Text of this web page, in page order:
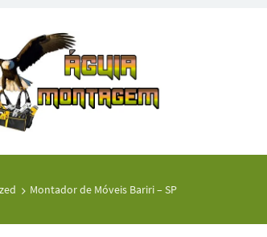
Montador de Móveis Bariri – SP